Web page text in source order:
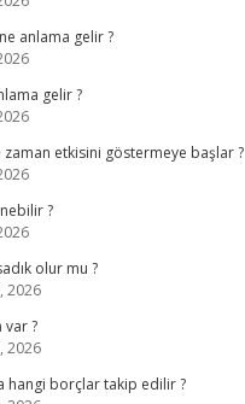
anlama gelir ?
gelir ?
etkisini göstermeye başlar ?
?
olur mu ?
2026
var ?
2026
hangi borçlar takip edilir ?